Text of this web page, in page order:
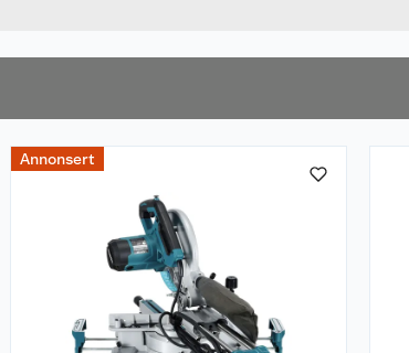
Annonsert